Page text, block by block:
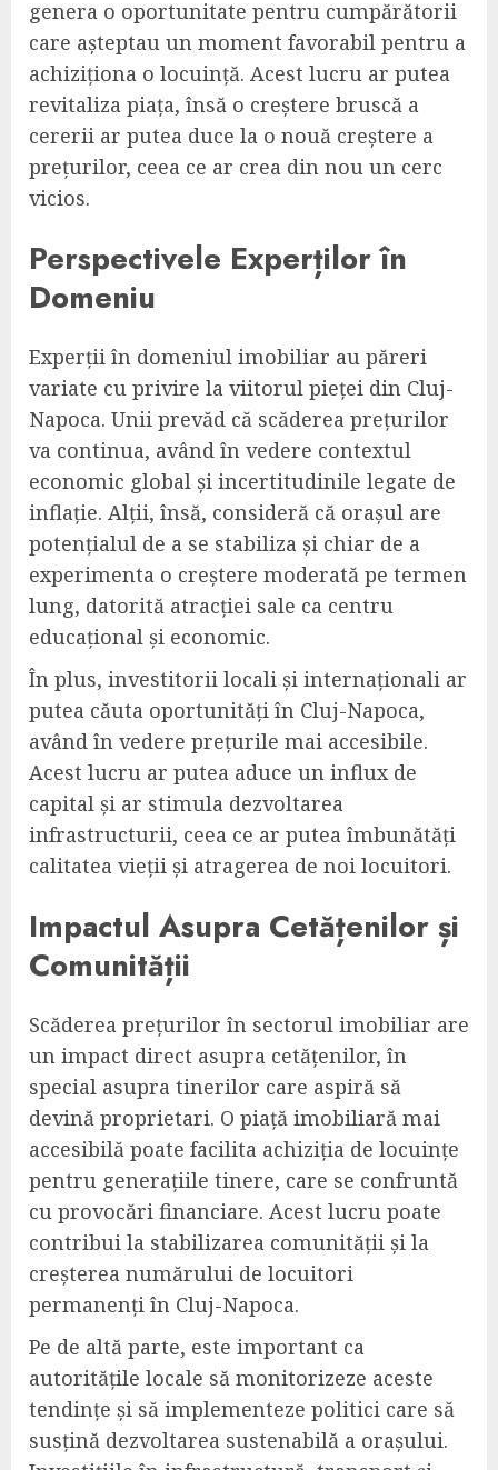
genera o oportunitate pentru cumpărătorii
care așteptau un moment favorabil pentru a
achiziționa o locuință. Acest lucru ar putea
revitaliza piața, însă o creștere bruscă a
cererii ar putea duce la o nouă creștere a
prețurilor, ceea ce ar crea din nou un cerc
vicios.
Perspectivele Experților în
Domeniu
Experții în domeniul imobiliar au păreri
variate cu privire la viitorul pieței din Cluj-
Napoca. Unii prevăd că scăderea prețurilor
va continua, având în vedere contextul
economic global și incertitudinile legate de
inflație. Alții, însă, consideră că orașul are
potențialul de a se stabiliza și chiar de a
experimenta o creștere moderată pe termen
lung, datorită atracției sale ca centru
educațional și economic.
În plus, investitorii locali și internaționali ar
putea căuta oportunități în Cluj-Napoca,
având în vedere prețurile mai accesibile.
Acest lucru ar putea aduce un influx de
capital și ar stimula dezvoltarea
infrastructurii, ceea ce ar putea îmbunătăți
calitatea vieții și atragerea de noi locuitori.
Impactul Asupra Cetățenilor și
Comunității
Scăderea prețurilor în sectorul imobiliar are
un impact direct asupra cetățenilor, în
special asupra tinerilor care aspiră să
devină proprietari. O piață imobiliară mai
accesibilă poate facilita achiziția de locuințe
pentru generațiile tinere, care se confruntă
cu provocări financiare. Acest lucru poate
contribui la stabilizarea comunității și la
creșterea numărului de locuitori
permanenți în Cluj-Napoca.
Pe de altă parte, este important ca
autoritățile locale să monitorizeze aceste
tendințe și să implementeze politici care să
susțină dezvoltarea sustenabilă a orașului.